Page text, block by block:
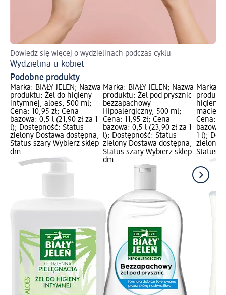
Dowiedz się więcej o wydzielinach podczas cyklu
Wydzielina u kobiet
Podobne produkty
Marka: BIAŁY JELEŃ; Nazwa
produktu: Żel do higieny
intymnej, aloes, 500 ml;
Cena: 10,95 zł; Cena
bazowa: 0,5 l (21,90 zł za 1
l); Dostępność: Status
zielony Dostawa dostępna,
Status szary Wybierz sklep
dm
Marka: BIAŁY JELEŃ; Nazwa
produktu: Żel pod prysznic
bezzapachowy
Hipoalergiczny, 500 ml;
Cena: 11,95 zł; Cena
bazowa: 0,5 l (23,90 zł za 1
l); Dostępność: Status
zielony Dostawa dostępna,
Status szary Wybierz sklep
dm
Marka:
higieny
Cena:
bazowa:
1 l);
zielony
Status